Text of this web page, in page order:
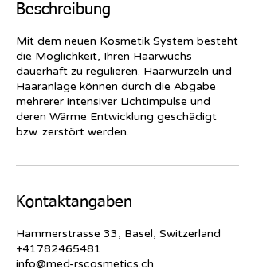
Beschreibung
Mit dem neuen Kosmetik System besteht
die Möglichkeit, Ihren Haarwuchs
dauerhaft zu regulieren. Haarwurzeln und
Haaranlage können durch die Abgabe
mehrerer intensiver Lichtimpulse und
deren Wärme Entwicklung geschädigt
bzw. zerstört werden.
Kontaktangaben
Hammerstrasse 33, Basel, Switzerland
+41782465481
info@med-rscosmetics.ch